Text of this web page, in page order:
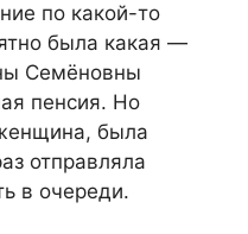
по какой-то
была какая —
Семёновны
пенсия. Но
была
отправляла
в очереди.